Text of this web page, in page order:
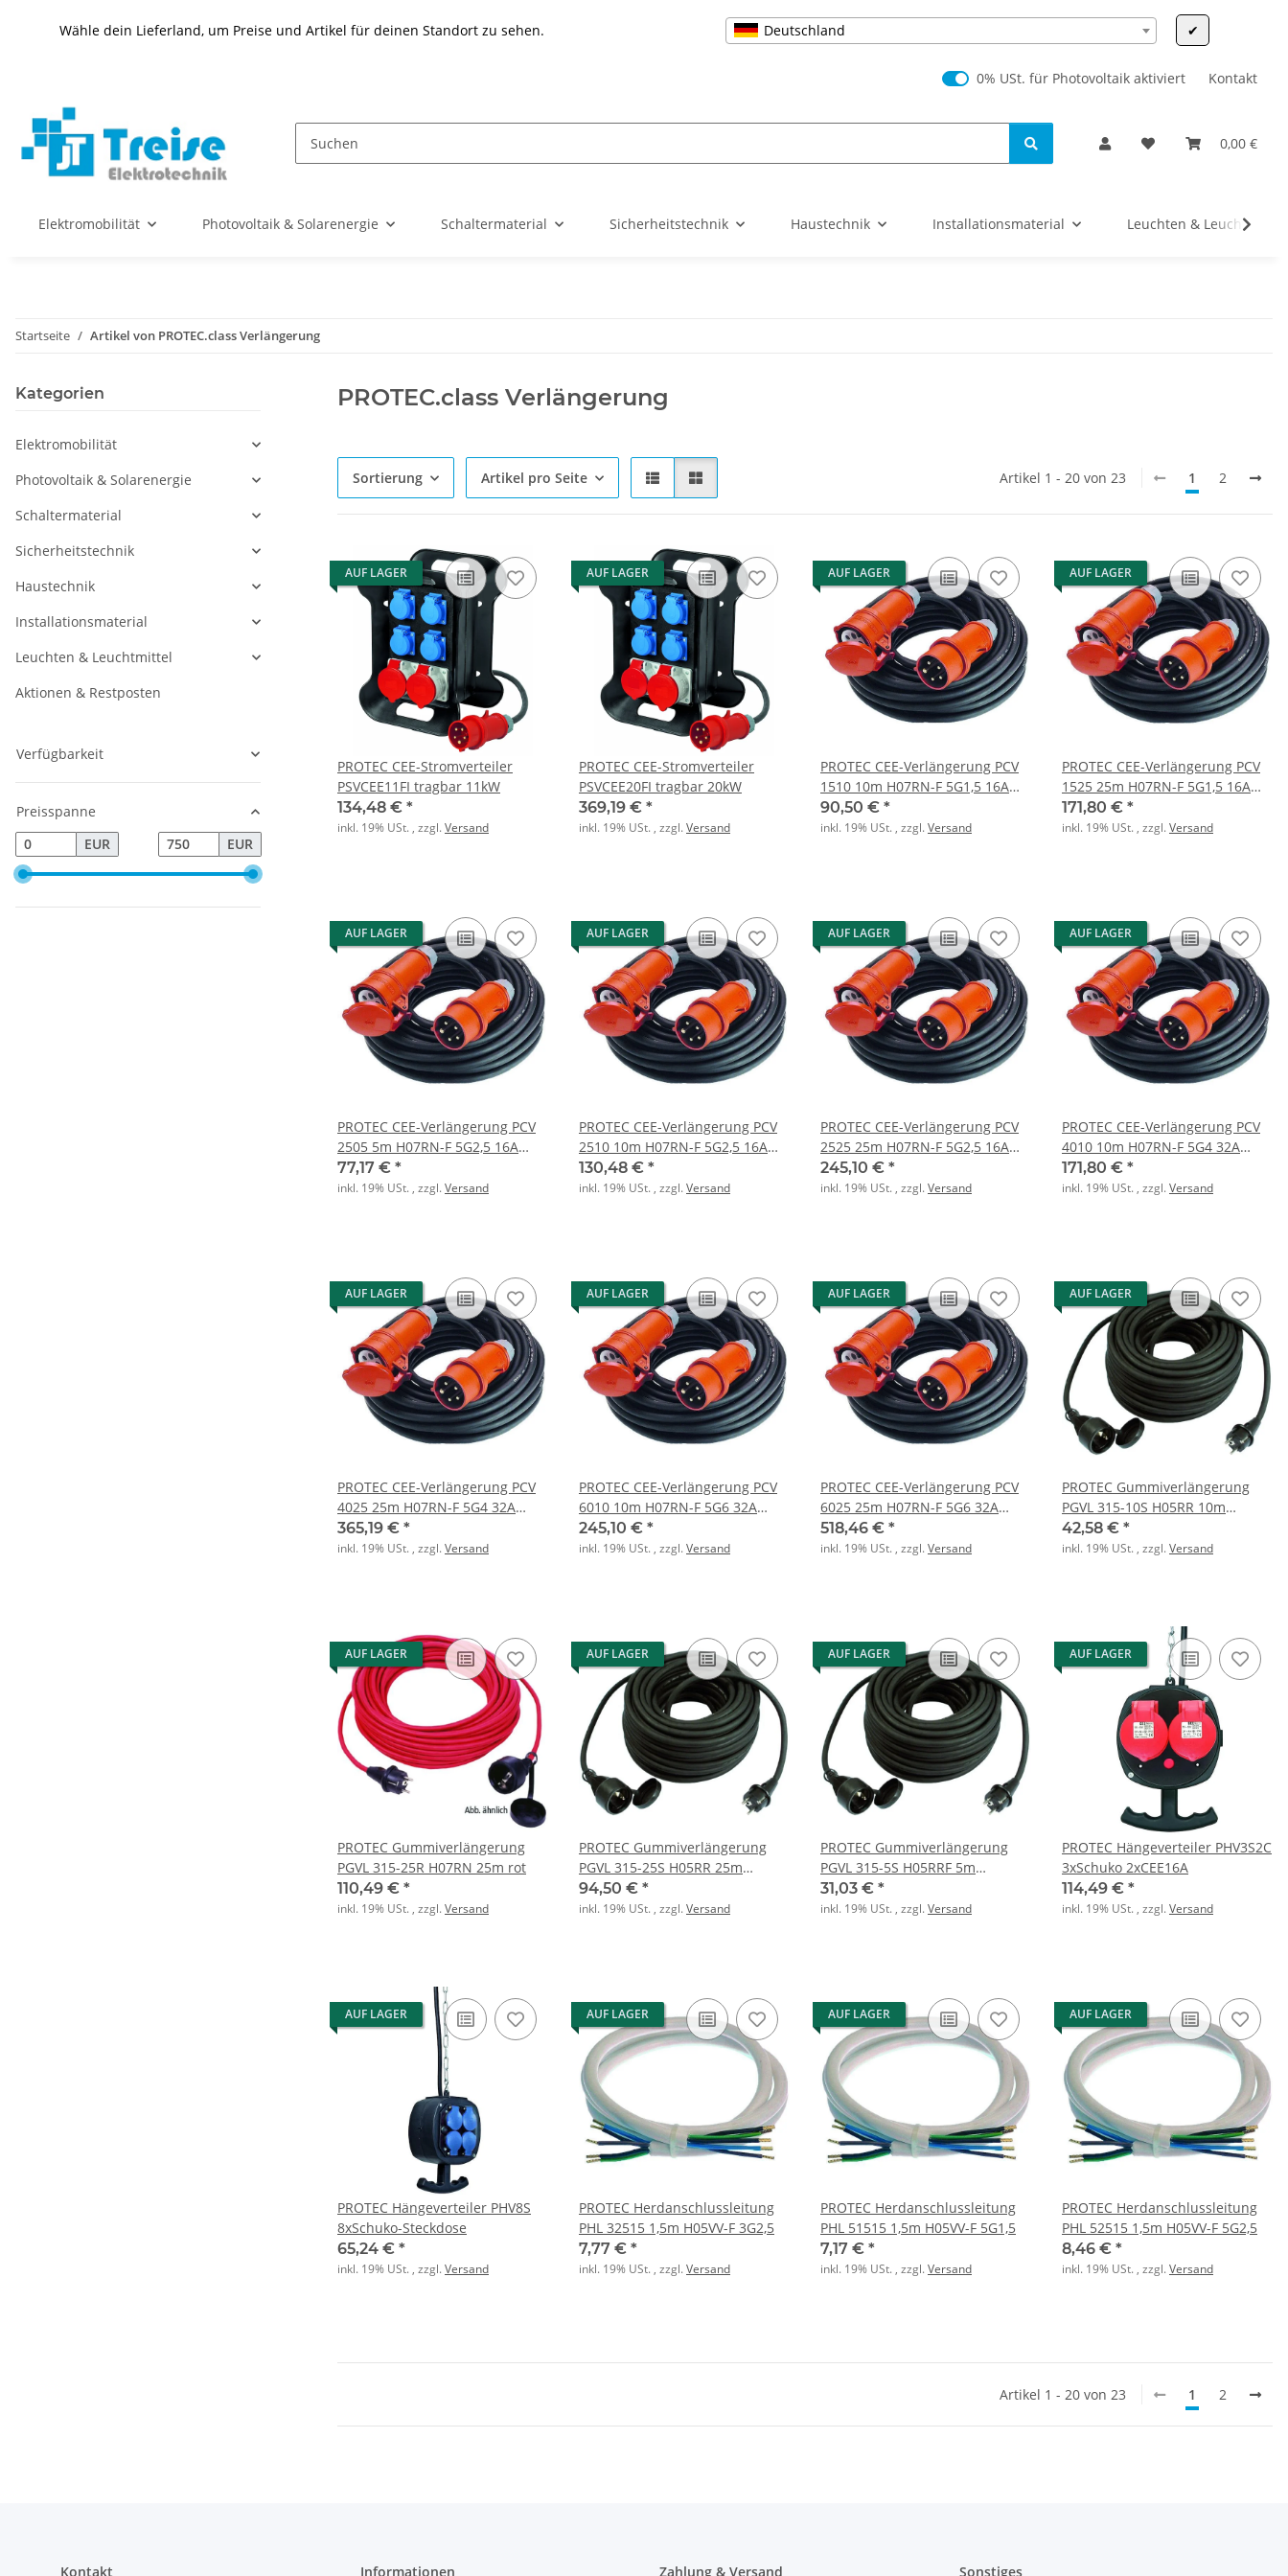
Wähle dein Lieferland, um Preise und Artikel für deinen Standort zu sehen. Deutschland ✔
0% USt. für Photovoltaik (§ 12 Abs. 3 UStG)
0% USt. für Photovoltaik aktiviert Kontakt
0,00 €
Elektromobilität Photovoltaik & Solarenergie Schaltermaterial Sicherheitstechnik Haustechnik Installationsmaterial Leuchten & Leuchtmittel
Startseite Artikel von PROTEC.class Verlängerung
PROTEC.class Verlängerung
Sortierung Artikel pro Seite Artikel 1 - 20 von 23 1 2
AUF LAGER
PROTEC CEE-Stromverteiler
PSVCEE11FI tragbar 11kW
134,48 € *
inkl. 19% USt. , zzgl.Versand
AUF LAGER
PROTEC CEE-Stromverteiler
PSVCEE20FI tragbar 20kW
369,19 € *
inkl. 19% USt. , zzgl.Versand
AUF LAGER
PROTEC CEE-Verlängerung PCV
1510 10m H07RN-F 5G1,5 16A
5polig
90,50 € *
inkl. 19% USt. , zzgl.Versand
AUF LAGER
PROTEC CEE-Verlängerung PCV
1525 25m H07RN-F 5G1,5 16A
5polig
171,80 € *
inkl. 19% USt. , zzgl.Versand
AUF LAGER
PROTEC CEE-Verlängerung PCV
2505 5m H07RN-F 5G2,5 16A
5polig
77,17 € *
inkl. 19% USt. , zzgl.Versand
AUF LAGER
PROTEC CEE-Verlängerung PCV
2510 10m H07RN-F 5G2,5 16A
5polig
130,48 € *
inkl. 19% USt. , zzgl.Versand
AUF LAGER
PROTEC CEE-Verlängerung PCV
2525 25m H07RN-F 5G2,5 16A
5polig
245,10 € *
inkl. 19% USt. , zzgl.Versand
AUF LAGER
PROTEC CEE-Verlängerung PCV
4010 10m H07RN-F 5G4 32A
5polig
171,80 € *
inkl. 19% USt. , zzgl.Versand
AUF LAGER
PROTEC CEE-Verlängerung PCV
4025 25m H07RN-F 5G4 32A
5polig
365,19 € *
inkl. 19% USt. , zzgl.Versand
AUF LAGER
PROTEC CEE-Verlängerung PCV
6010 10m H07RN-F 5G6 32A
5polig
245,10 € *
inkl. 19% USt. , zzgl.Versand
AUF LAGER
PROTEC CEE-Verlängerung PCV
6025 25m H07RN-F 5G6 32A
5polig
518,46 € *
inkl. 19% USt. , zzgl.Versand
AUF LAGER
PROTEC Gummiverlängerung
PGVL 315-10S H05RR 10m
schwarz
42,58 € *
inkl. 19% USt. , zzgl.Versand
AUF LAGER
PROTEC Gummiverlängerung
PGVL 315-25R H07RN 25m rot
110,49 € *
inkl. 19% USt. , zzgl.Versand
AUF LAGER
PROTEC Gummiverlängerung
PGVL 315-25S H05RR 25m
schwarz
94,50 € *
inkl. 19% USt. , zzgl.Versand
AUF LAGER
PROTEC Gummiverlängerung
PGVL 315-5S H05RRF 5m
schwarz
31,03 € *
inkl. 19% USt. , zzgl.Versand
AUF LAGER
PROTEC Hängeverteiler PHV3S2C
3xSchuko 2xCEE16A
114,49 € *
inkl. 19% USt. , zzgl.Versand
AUF LAGER
PROTEC Hängeverteiler PHV8S
8xSchuko-Steckdose
65,24 € *
inkl. 19% USt. , zzgl.Versand
AUF LAGER
PROTEC Herdanschlussleitung
PHL 32515 1,5m H05VV-F 3G2,5
7,77 € *
inkl. 19% USt. , zzgl.Versand
AUF LAGER
PROTEC Herdanschlussleitung
PHL 51515 1,5m H05VV-F 5G1,5
7,17 € *
inkl. 19% USt. , zzgl.Versand
AUF LAGER
PROTEC Herdanschlussleitung
PHL 52515 1,5m H05VV-F 5G2,5
8,46 € *
inkl. 19% USt. , zzgl.Versand
Artikel 1 - 20 von 23 1 2
Kategorien
Elektromobilität
Photovoltaik & Solarenergie
Schaltermaterial
Sicherheitstechnik
Haustechnik
Installationsmaterial
Leuchten & Leuchtmittel
Aktionen & Restposten
Verfügbarkeit
Preisspanne
EUR
EUR
Kontakt Informationen Zahlung & Versand Sonstiges